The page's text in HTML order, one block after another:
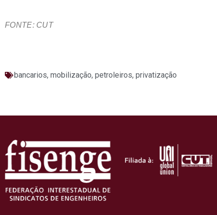
FONTE: CUT
bancarios, mobilização, petroleiros, privatização